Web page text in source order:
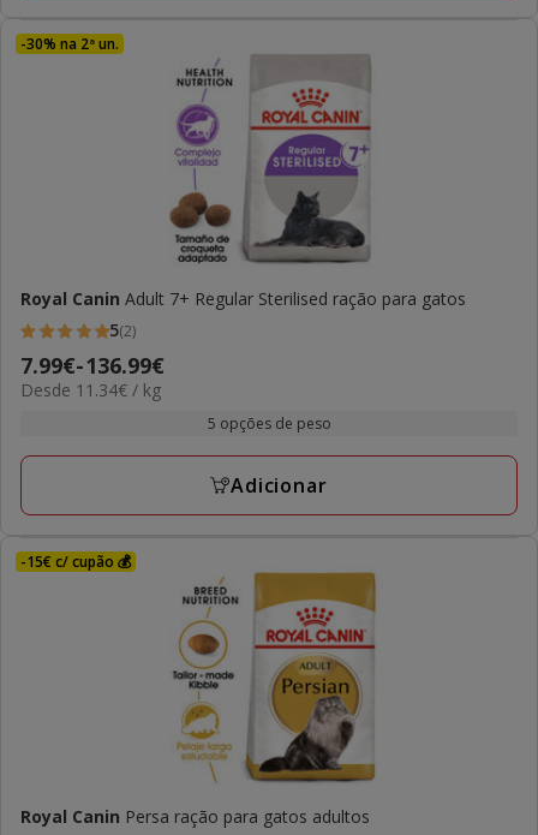
-30% na 2ª un.
Royal Canin Adult 7+ Regular Sterilised ração para gatos
5
estrelas
com
avaliações
5(2)
Preço
de
a
7.99€-136.99€
11.34€
Desde 11.34€ / kg
5 opções de peso
Adicionar
-15€ c/ cupão 💰
Royal Canin Persa ração para gatos adultos